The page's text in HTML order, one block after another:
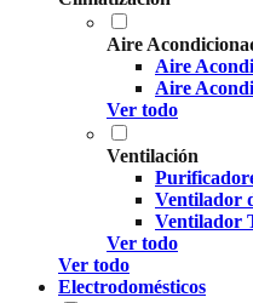
Aire
Aire
Aire
Ver todo
Ventilación
Ventilador
Ventilador
Ver todo
Ver todo
Electrodomésticos